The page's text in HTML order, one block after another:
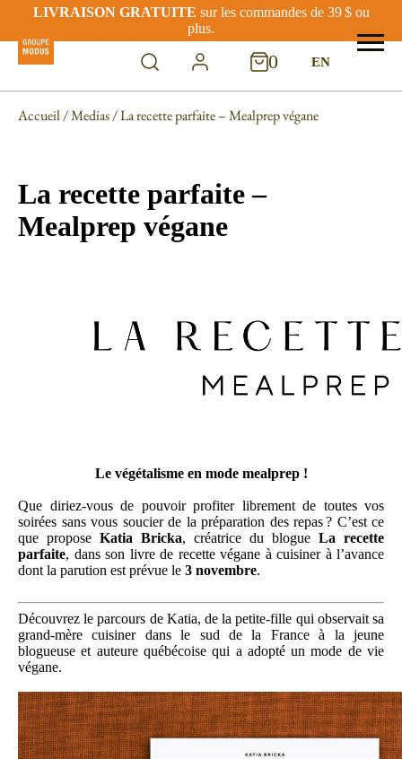
LIVRAISON GRATUITE sur les commandes de 39 $ ou
plus.
0 EN
Accueil/Medias/ La recette parfaite – Mealprep végane
La recette parfaite –
Mealprep végane
Le végétalisme en mode mealprep !
Que diriez-vous de pouvoir profiter librement de toutes vos
soirées sans vous soucier de la préparation des repas ? C’est ce
que propose Katia Bricka, créatrice du blogue La recette
parfaite, dans son livre de recette végane à cuisiner à l’avance
dont la parution est prévue le 3 novembre.
Découvrez le parcours de Katia, de la petite-fille qui observait sa
grand-mère cuisiner dans le sud de la France à la jeune
blogueuse et auteure québécoise qui a adopté un mode de vie
végane.